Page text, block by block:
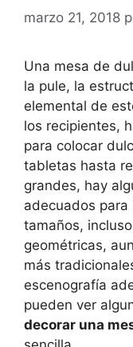
marzo 21, 2018
Una mesa de
la pule, la
elemental de
los recipientes,
para colocar
tabletas hasta
grandes, hay
adecuados
tamaños,
geométricas,
más
escenografía
pueden ver
decorar una